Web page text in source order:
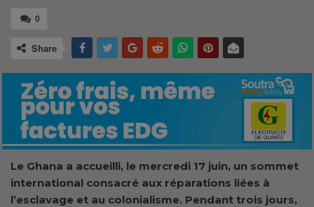
0
Share
Le Ghana a accueilli, le mercredi 17 juin, un sommet
international consacré aux réparations liées à
l’esclavage et au colonialisme. Pendant trois jours,